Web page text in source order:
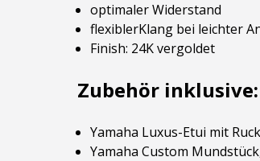
optimaler Widerstand
flexiblerKlang bei leichter
Finish: 24K vergoldet
Zubehör inklusive:
Yamaha Luxus-Etui mit
Yamaha Custom